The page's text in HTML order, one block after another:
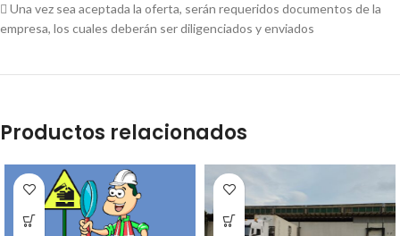
 Una vez sea aceptada la oferta, serán requeridos documentos de la
empresa, los cuales deberán ser diligenciados y enviados
Productos relacionados